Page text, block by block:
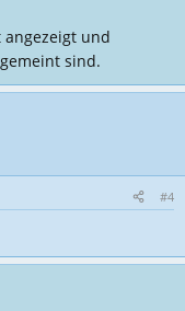
und
sind.
#4